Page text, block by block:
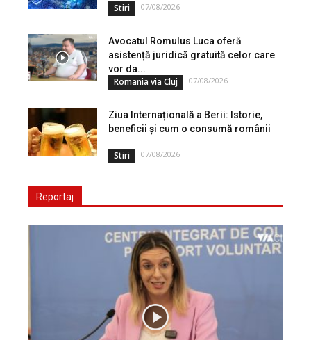
Stiri 07/08/2026
Avocatul Romulus Luca oferă
asistență juridică gratuită celor care
vor da...
Romania via Cluj 07/08/2026
Ziua Internațională a Berii: Istorie,
beneficii și cum o consumă românii
Stiri 07/08/2026
Reportaj